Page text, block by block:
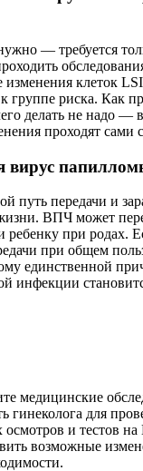
— требуется
изменения клеток
группе риска. Как
делать не надо —
проходят сами
вирус
путь передачи и
ВПЧ может
ребенку при родах.
при общем
единственной
инфекции
медицинские
гинеколога для
осмотров и тестов
возможные